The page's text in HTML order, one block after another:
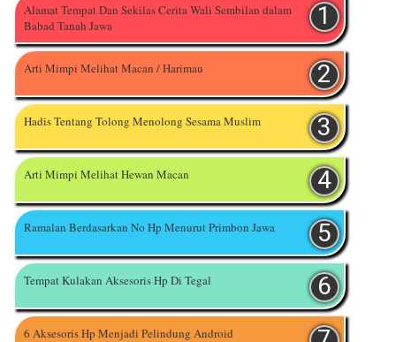
Alamat Tempat Dan Sekilas Cerita Wali Sembilan dalam
Babad Tanah Jawa
Arti Mimpi Melihat Macan / Harimau
Hadis Tentang Tolong Menolong Sesama Muslim
Arti Mimpi Melihat Hewan Macan
Ramalan Berdasarkan No Hp Menurut Primbon Jawa
Tempat Kulakan Aksesoris Hp Di Tegal
6 Aksesoris Hp Menjadi Pelindung Android